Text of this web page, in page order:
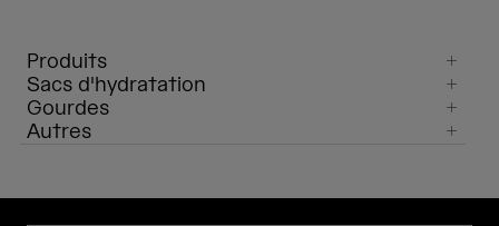
Produits
Sacs d'hydratation
Gourdes
Autres